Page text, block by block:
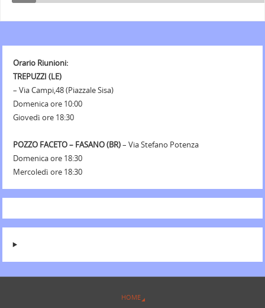
Orario Riunioni:
TREPUZZI (LE)
– Via Campi,48 (Piazzale Sisa)
Domenica ore 10:00
Giovedì ore 18:30
POZZO FACETO – FASANO (BR)– Via Stefano Potenza
Domenica ore 18:30
Mercoledì ore 18:30
HOME